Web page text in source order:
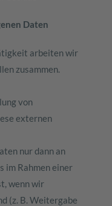
Daten
arbeiten wir
zusammen.
von
externen
nur dann an
im Rahmen einer
wenn wir
(z. B. Weitergabe